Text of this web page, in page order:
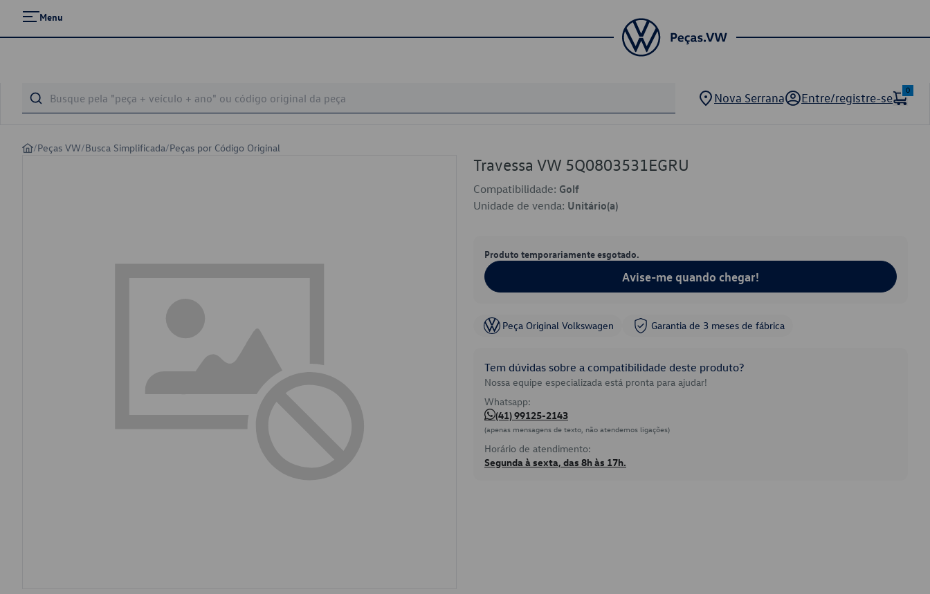
Menu
Nova Serrana Entre/registre-se
0
/Peças VW/Busca Simplificada/Peças por Código Original
Travessa VW 5Q0803531EGRU
Compatibilidade: Golf
Unidade de venda: Unitário(a)
Produto temporariamente esgotado.
Avise-me quando chegar!
Peça Original Volkswagen Garantia de 3 meses de fábrica
Tem dúvidas sobre a compatibilidade deste produto?
Nossa equipe especializada está pronta para ajudar!
Whatsapp:
(41) 99125-2143
(apenas mensagens de texto, não atendemos ligações)
Horário de atendimento:
Segunda à sexta, das 8h às 17h.